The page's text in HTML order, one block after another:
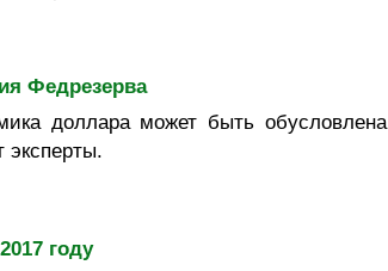
Федрезерва
доллара может быть обусловлена
эксперты.
году